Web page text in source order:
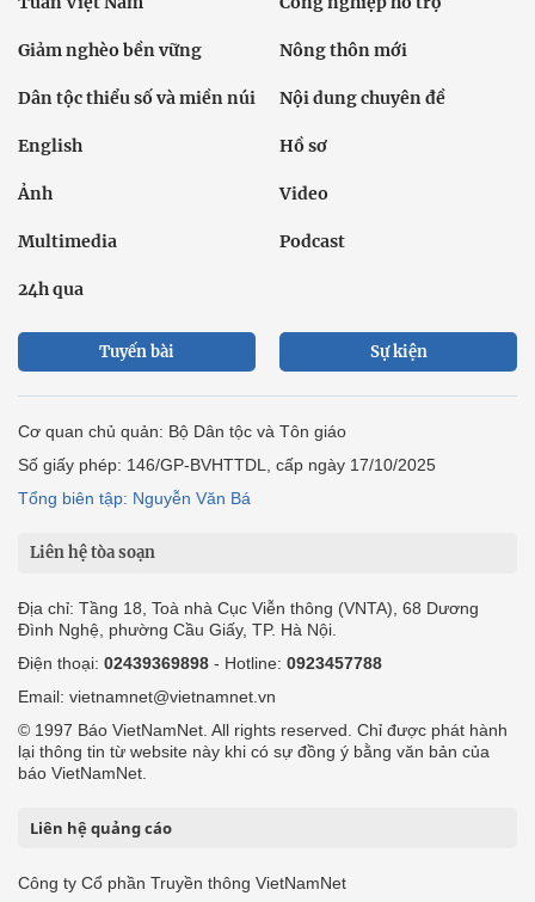
Giảm nghèo bền vững Nông thôn mới
Dân tộc thiểu số và miền núi Nội dung chuyên đề
English Hồ sơ
Ảnh Video
Multimedia Podcast
24h qua
Tuyến bài Sự kiện
Cơ quan chủ quản: Bộ Dân tộc và Tôn giáo
Số giấy phép: 146/GP-BVHTTDL, cấp ngày 17/10/2025
Tổng biên tập: Nguyễn Văn Bá
Liên hệ tòa soạn
Địa chỉ: Tầng 18, Toà nhà Cục Viễn thông (VNTA), 68 Dương
Đình Nghệ, phường Cầu Giấy, TP. Hà Nội.
Điện thoại: 02439369898 - Hotline: 0923457788
Email: vietnamnet@vietnamnet.vn
© 1997 Báo VietNamNet. All rights reserved. Chỉ được phát hành
lại thông tin từ website này khi có sự đồng ý bằng văn bản của
báo VietNamNet.
Liên hệ quảng cáo
Công ty Cổ phần Truyền thông VietNamNet